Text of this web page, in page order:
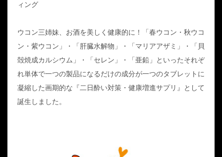
ィング
ウコン三姉妹、お酒を美しく健康的に！「春ウコン・秋ウコ
ン・紫ウコン」・「肝臓水解物」・「マリアアザミ」・「貝
殻焼成カルシウム」・「セレン」・「亜鉛」といったそれぞ
れ単体で一つの製品になるだけの成分が一つのタブレットに
凝縮した画期的な『二日酔い対策・健康増進サプリ』として
誕生しました。